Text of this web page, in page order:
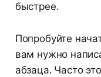
быстрее.
Попробуйте
вам нужно
абзаца. Часто